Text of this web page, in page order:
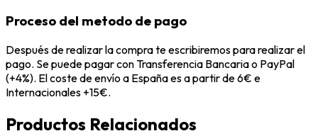
Proceso del metodo de pago
Después de realizar la compra te escribiremos para realizar el
pago. Se puede pagar con Transferencia Bancaria o PayPal
(+4%). El coste de envío a España es a partir de 6€ e
Internacionales +15€.
Productos Relacionados